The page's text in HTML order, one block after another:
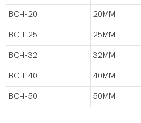
BCH-20 20MM
BCH-25 25MM
BCH-32 32MM
BCH-40 40MM
BCH-50 50MM